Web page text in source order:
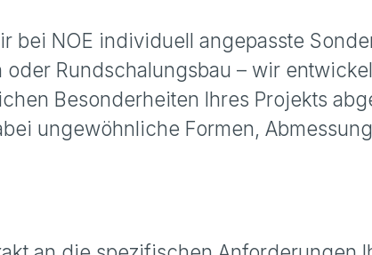
bei NOE individuell angepasste
Rundschalungsbau – wir
Besonderheiten Ihres Projekts
ungewöhnliche Formen,